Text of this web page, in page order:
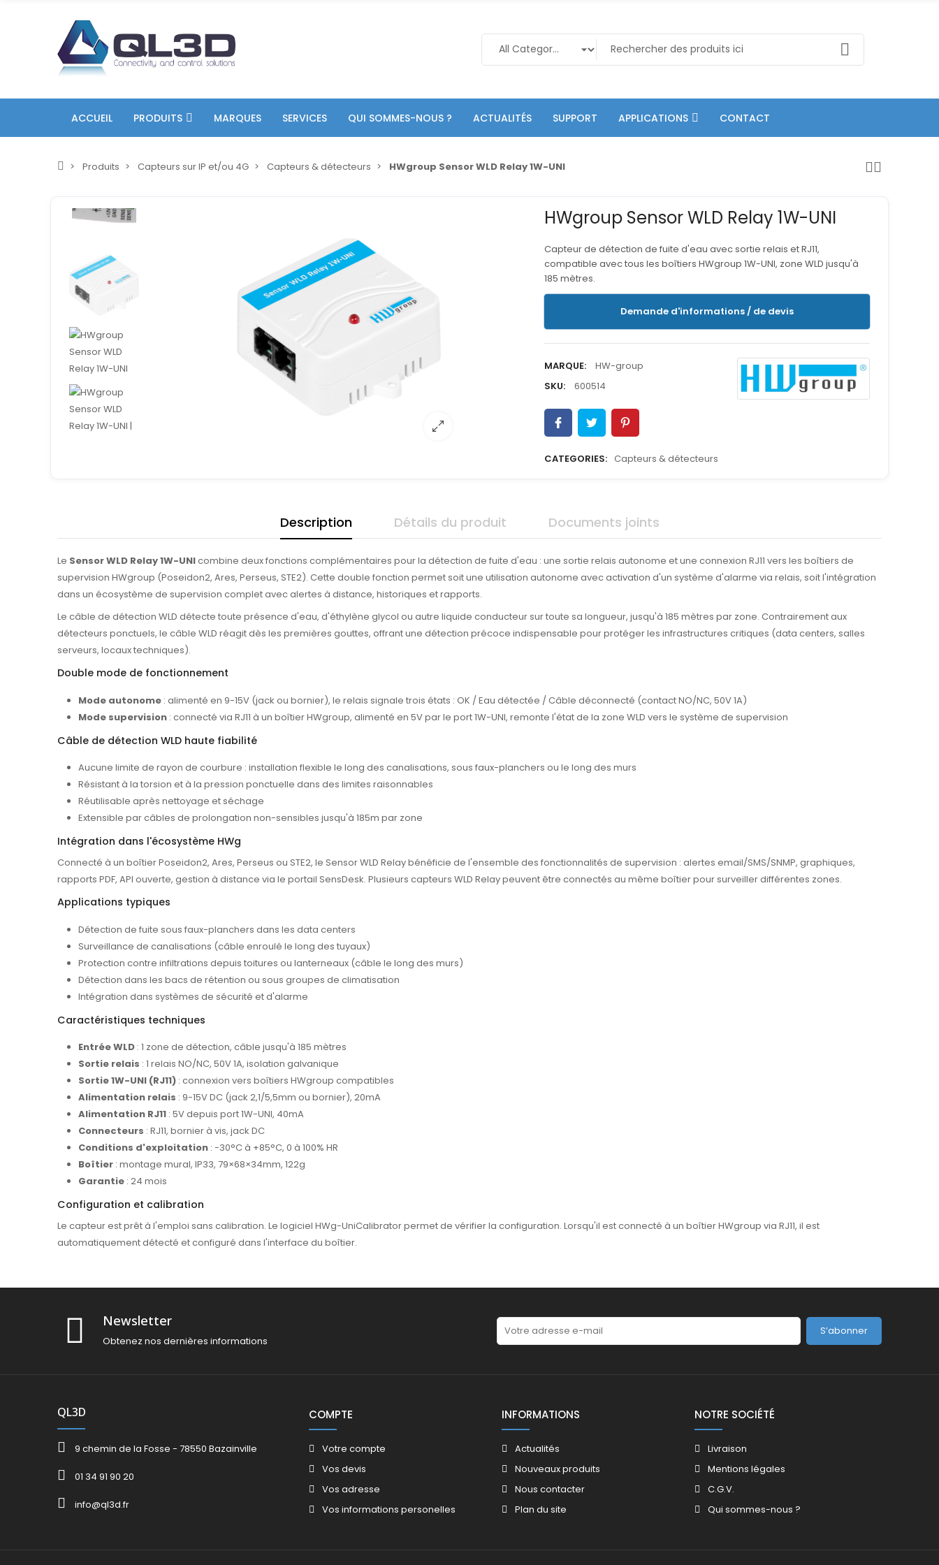
ACCUEIL PRODUITS MARQUES SERVICES QUI SOMMES-NOUS ? ACTUALITÉS SUPPORT APPLICATIONS CONTACT
Produits Capteurs sur IP et/ou 4G Capteurs & détecteurs HWgroup Sensor WLD Relay 1W-UNI
HWgroup Sensor WLD Relay 1W-UNI
Capteur de détection de fuite d'eau avec sortie relais et RJ11,
compatible avec tous les boîtiers HWgroup 1W-UNI, zone WLD jusqu'à
185 mètres.
Demande d'informations / de devis
MARQUE:
HW-group
SKU:
600514
CATEGORIES: Capteurs & détecteurs
Description Détails du produit Documents joints
Le Sensor WLD Relay 1W-UNIcombine deux fonctions complémentaires pour la détection de fuite d'eau : une sortie relais autonome et une connexion RJ11 vers les boîtiers de
supervision HWgroup (Poseidon2, Ares, Perseus, STE2). Cette double fonction permet soit une utilisation autonome avec activation d'un système d'alarme via relais, soit l'intégration
dans un écosystème de supervision complet avec alertes à distance, historiques et rapports.
Le câble de détection WLD détecte toute présence d'eau, d'éthylène glycol ou autre liquide conducteur sur toute sa longueur, jusqu'à 185 mètres par zone. Contrairement aux
détecteurs ponctuels, le câble WLD réagit dès les premières gouttes, offrant une détection précoce indispensable pour protéger les infrastructures critiques (data centers, salles
serveurs, locaux techniques).
Double mode de fonctionnement
Mode autonome : alimenté en 9-15V (jack ou bornier), le relais signale trois états : OK / Eau détectée / Câble déconnecté (contact NO/NC, 50V 1A)
Mode supervision : connecté via RJ11 à un boîtier HWgroup, alimenté en 5V par le port 1W-UNI, remonte l'état de la zone WLD vers le système de supervision
Câble de détection WLD haute fiabilité
Aucune limite de rayon de courbure : installation flexible le long des canalisations, sous faux-planchers ou le long des murs
Résistant à la torsion et à la pression ponctuelle dans des limites raisonnables
Réutilisable après nettoyage et séchage
Extensible par câbles de prolongation non-sensibles jusqu'à 185m par zone
Intégration dans l'écosystème HWg
Connecté à un boîtier Poseidon2, Ares, Perseus ou STE2, le Sensor WLD Relay bénéficie de l'ensemble des fonctionnalités de supervision : alertes email/SMS/SNMP, graphiques,
rapports PDF, API ouverte, gestion à distance via le portail SensDesk. Plusieurs capteurs WLD Relay peuvent être connectés au même boîtier pour surveiller différentes zones.
Applications typiques
Détection de fuite sous faux-planchers dans les data centers
Surveillance de canalisations (câble enroulé le long des tuyaux)
Protection contre infiltrations depuis toitures ou lanterneaux (câble le long des murs)
Détection dans les bacs de rétention ou sous groupes de climatisation
Intégration dans systèmes de sécurité et d'alarme
Caractéristiques techniques
Entrée WLD : 1 zone de détection, câble jusqu'à 185 mètres
Sortie relais : 1 relais NO/NC, 50V 1A, isolation galvanique
Sortie 1W-UNI (RJ11) : connexion vers boîtiers HWgroup compatibles
Alimentation relais : 9-15V DC (jack 2,1/5,5mm ou bornier), 20mA
Alimentation RJ11 : 5V depuis port 1W-UNI, 40mA
Connecteurs : RJ11, bornier à vis, jack DC
Conditions d'exploitation : -30°C à +85°C, 0 à 100% HR
Boîtier : montage mural, IP33, 79×68×34mm, 122g
Garantie : 24 mois
Configuration et calibration
Le capteur est prêt à l'emploi sans calibration. Le logiciel HWg-UniCalibrator permet de vérifier la configuration. Lorsqu'il est connecté à un boîtier HWgroup via RJ11, il est
automatiquement détecté et configuré dans l'interface du boîtier.
Newsletter
Obtenez nos dernières informations
S’abonner
QL3D
9 chemin de la Fosse - 78550 Bazainville
01 34 91 90 20
info@ql3d.fr
COMPTE
Votre compte
Vos devis
Vos adresse
Vos informations personelles
INFORMATIONS
Actualités
Nouveaux produits
Nous contacter
Plan du site
NOTRE SOCIÉTÉ
Livraison
Mentions légales
C.G.V.
Qui sommes-nous ?